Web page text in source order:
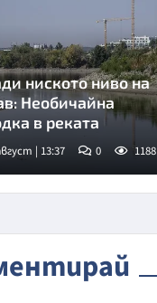
БГНЕС
ниското ниво на
Необичайна
в реката
| 13:37 0 1188